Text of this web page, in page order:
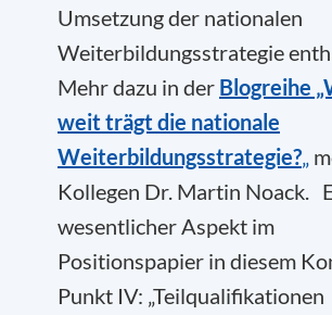
Umsetzung der nationalen
Weiterbildungsstrategie
Mehr dazu in der Blogreihe
weit trägt die nationale
Weiterbildungsstrategie?„
Kollegen Dr. Martin Noack.
wesentlicher Aspekt im
Positionspapier in diesem
Punkt IV: „Teilqualifikationen